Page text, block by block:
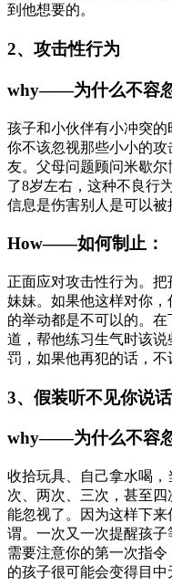
到他想要的。
2、攻击性行为
why——为什么不容
孩子和小伙伴有小冲突
你不该忽视那些小小的
友。父母问题顾问米歇
了8岁左右，这种不良行
信息是伤害别人是可以被
How——如何制止：
正面应对攻击性行为。
妹妹。如果他这样对你，
的举动都是不可以的。
道，帮他练习生气时该
罚，如果他再犯的话，不
3、假装听不见你说话
why——为什么不容
收拾玩具、自己拿水喝
次、两次、三次，甚至
能忽视了。因为这样下
谓。一次又一次提醒孩
需要注意你的第一次指
的孩子很可能会变得目中